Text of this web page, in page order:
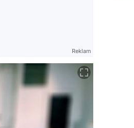
Reklam